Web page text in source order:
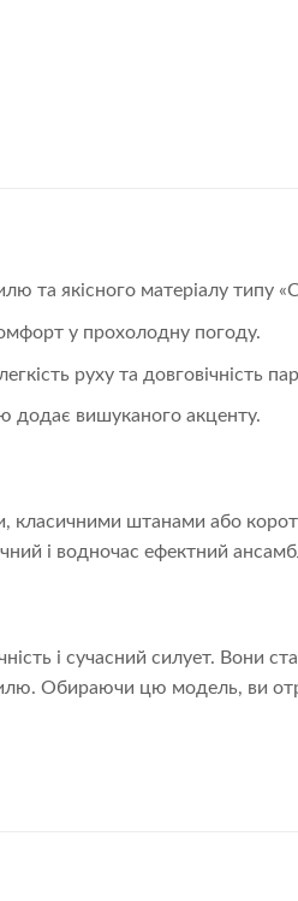
та якісного матеріалу типу
у прохолодну погоду.
руху та довговічність
додає вишуканого акценту.
класичними штанами або
і водночас ефектний
і сучасний силует. Вони
Обираючи цю модель, ви